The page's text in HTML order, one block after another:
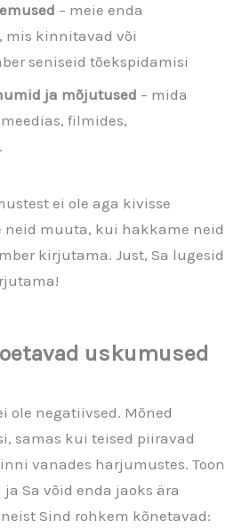
– meie enda
mis kinnitavad või
seniseid tõekspidamisi
ja mõjutused – mida
filmides,
ei ole aga kivisse
neid muuta, kui hakkame neid
kirjutama. Just, Sa lugesid
uskumused
ole negatiivsed. Mõned
samas kui teised piiravad
vanades harjumustes. Toon
Sa võid enda jaoks ära
Sind rohkem kõnetavad: